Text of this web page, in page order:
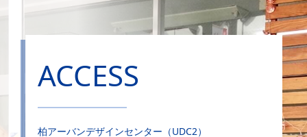
ACCESS
柏アーバンデザインセンター（UDC2）